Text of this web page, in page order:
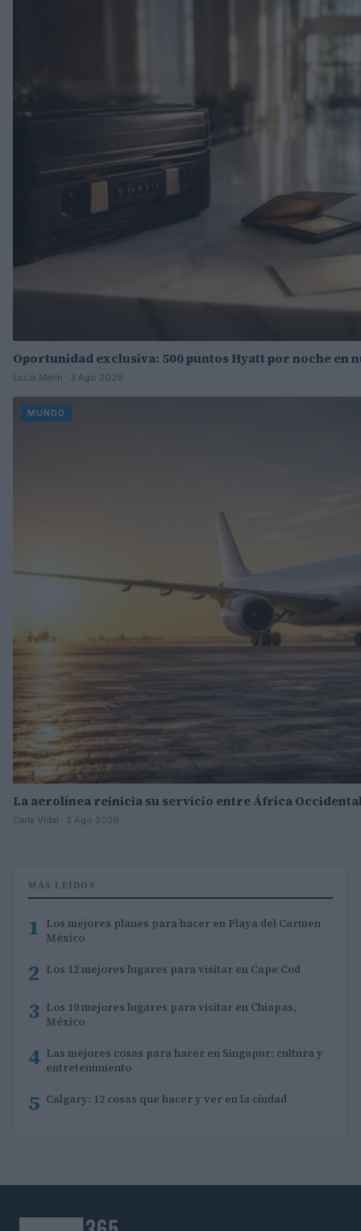
Oportunidad exclusiva: 500 puntos Hyatt por noche en
Lucía Marín · 3 Ago 2026
MUNDO
La aerolínea reinicia su servicio entre África
Carla Vidal · 2 Ago 2026
MÁS LEÍDOS
1 Los mejores planes para hacer en Playa del Carmen
México
2 Los 12 mejores lugares para visitar en Cape Cod
3 Los 10 mejores lugares para visitar en Chiapas,
México
4 Las mejores cosas para hacer en Singapur: cultura y
entretenimiento
5 Calgary: 12 cosas que hacer y ver en la ciudad